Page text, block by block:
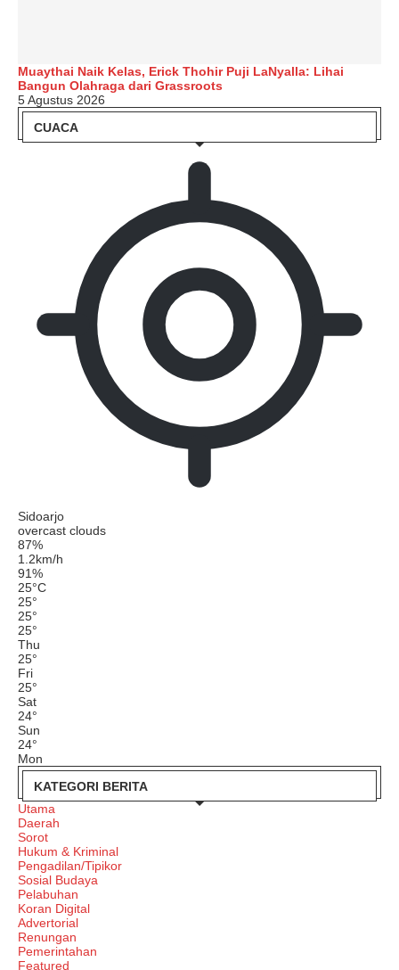
Muaythai Naik Kelas, Erick Thohir Puji LaNyalla: Lihai
Bangun Olahraga dari Grassroots
5 Agustus 2026
CUACA
Sidoarjo
overcast clouds
87%
1.2km/h
91%
25°C
25°
25°
25°
Thu
25°
Fri
25°
Sat
24°
Sun
24°
Mon
KATEGORI BERITA
Utama
Daerah
Sorot
Hukum & Kriminal
Pengadilan/Tipikor
Sosial Budaya
Pelabuhan
Koran Digital
Advertorial
Renungan
Pemerintahan
Featured